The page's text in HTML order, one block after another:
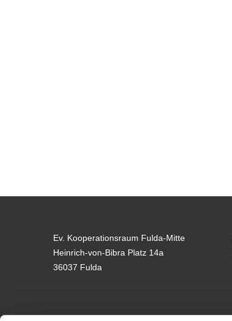
Ev. Kooperationsraum Fulda-Mitte
Heinrich-von-Bibra Platz 14a
36037 Fulda